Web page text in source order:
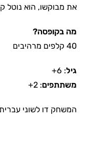
את מבוקשו, הוא נוטל
מה בקופסה?
40 קלפים מרהיבים
גיל: 6+
משתתפים: 2+
המשחק דו לשוני